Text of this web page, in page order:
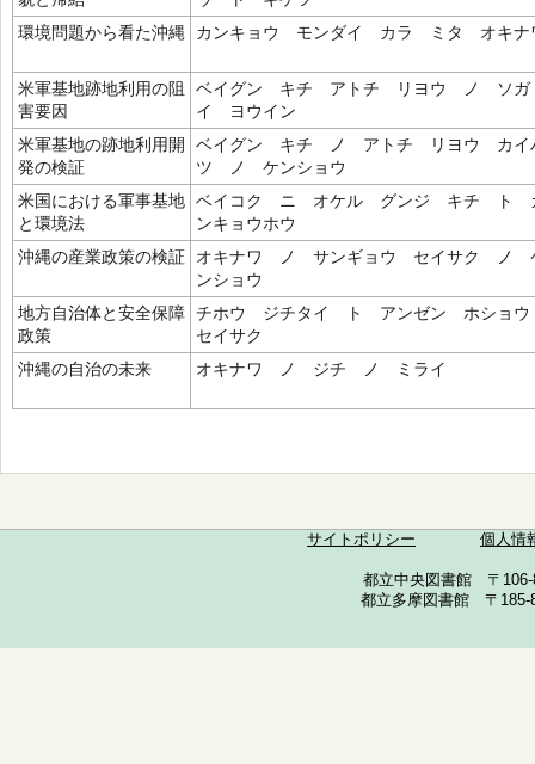
環境問題から看た沖縄
カンキョウ モンダイ カラ ミタ オキナ
米軍基地跡地利用の阻
害要因
ベイグン キチ アトチ リヨウ ノ ソガ
イ ヨウイン
米軍基地の跡地利用開
発の検証
ベイグン キチ ノ アトチ リヨウ カイ
ツ ノ ケンショウ
米国における軍事基地
と環境法
ベイコク ニ オケル グンジ キチ ト
ンキョウホウ
沖縄の産業政策の検証
オキナワ ノ サンギョウ セイサク ノ
ンショウ
地方自治体と安全保障
政策
チホウ ジチタイ ト アンゼン ホショ
セイサク
沖縄の自治の未来
オキナワ ノ ジチ ノ ミライ
サイトポリシー 個人情
都立中央図書館 〒
都立多摩図書館 〒185-